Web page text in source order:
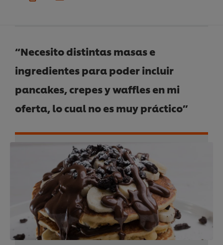
“Necesito distintas masas e
ingredientes para poder incluir
pancakes, crepes y waffles en mi
oferta, lo cual no es muy práctico”